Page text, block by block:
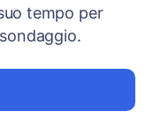
tempo per